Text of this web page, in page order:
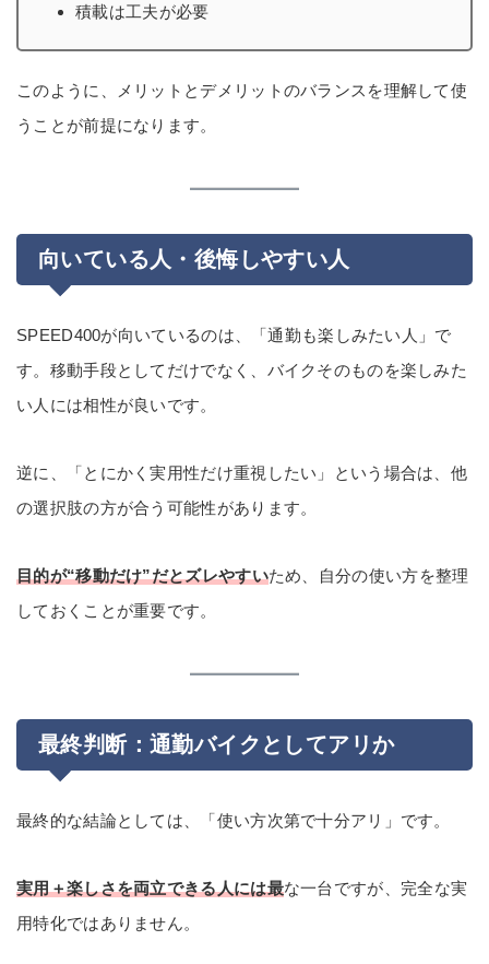
積載は工夫が必要
このように、メリットとデメリットのバランスを理解して使
うことが前提になります。
向いている人・後悔しやすい人
SPEED400が向いているのは、「通勤も楽しみたい人」で
す。移動手段としてだけでなく、バイクそのものを楽しみた
い人には相性が良いです。
逆に、「とにかく実用性だけ重視したい」という場合は、他
の選択肢の方が合う可能性があります。
目的が“移動だけ”だとズレやすいため、自分の使い方を整理
しておくことが重要です。
最終判断：通勤バイクとしてアリか
最終的な結論としては、「使い方次第で十分アリ」です。
実用＋楽しさを両立できる人には最な一台ですが、完全な実
用特化ではありません。